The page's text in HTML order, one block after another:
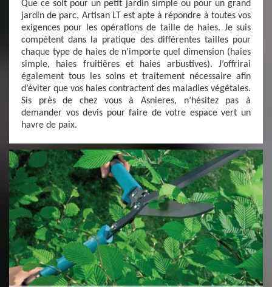
Que ce soit pour un petit jardin simple ou pour un grand
jardin de parc, Artisan LT est apte à répondre à toutes vos
exigences pour les opérations de taille de haies. Je suis
compétent dans la pratique des différentes tailles pour
chaque type de haies de n’importe quel dimension (haies
simple, haies fruitières et haies arbustives). J’offrirai
également tous les soins et traitement nécessaire afin
d’éviter que vos haies contractent des maladies végétales.
Sis près de chez vous à Asnieres, n’hésitez pas à
demander vos devis pour faire de votre espace vert un
havre de paix.